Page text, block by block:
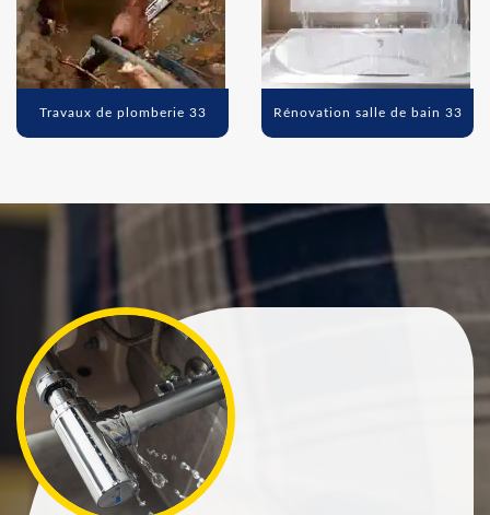
Travaux de plomberie 33 Rénovation salle de bain 33